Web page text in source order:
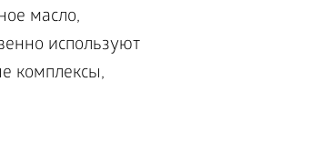
масло,
используют
комплексы,